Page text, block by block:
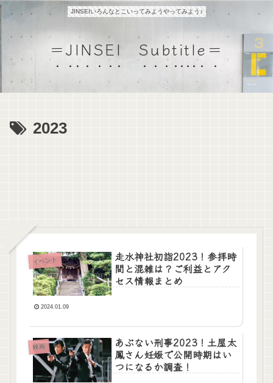
JINSEIいろんなとこいってみようやってみよう♪
＝JINSEI Subtitle＝
2023
イベント
走水神社初詣2023！参拝時
間と混雑は？ご利益とアク
セス情報まとめ
2024.01.09
映画
あぶない刑事2023！土屋太
鳳さん妊娠で公開時期はい
つになるか調査！